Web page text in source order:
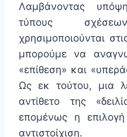
Λαμβάνοντας
τύπους
χρησιμοποιούνται
μπορούμε να
«επίθεση» και
Ως εκ τούτου, μια
αντίθετο της
επομένως η
αντιστοίχιση.